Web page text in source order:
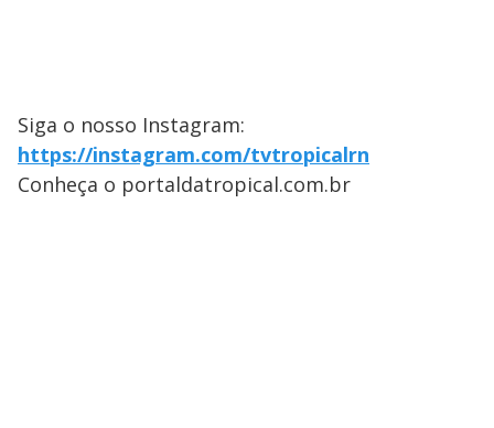
Siga o nosso Instagram:
https://instagram.com/tvtropicalrn
Conheça o portaldatropical.com.br